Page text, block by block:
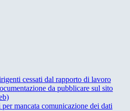
cessati dal rapporto di lavoro
da pubblicare sul sito
per mancata comunicazione dei dati